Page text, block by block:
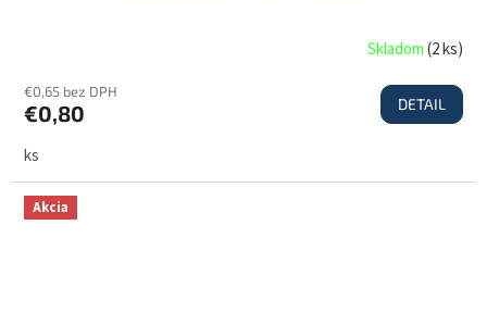
Skladom(2 ks)
€0,65 bez DPH
€0,80 DETAIL
ks
Akcia